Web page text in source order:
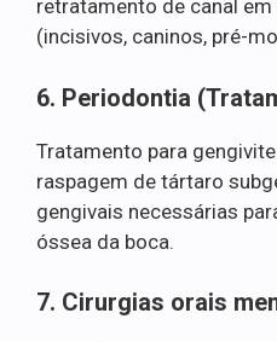
retratamento de canal
(incisivos, caninos, pré-
6. Periodontia
Tratamento para
raspagem de tártaro
gengivais necessárias
óssea da boca.
7. Cirurgias orais